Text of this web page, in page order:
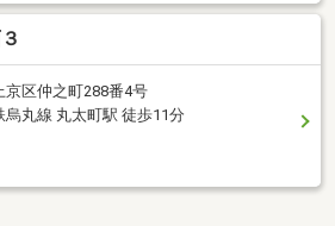
京区仲之町288番4号
丸線 丸太町駅 徒歩11分